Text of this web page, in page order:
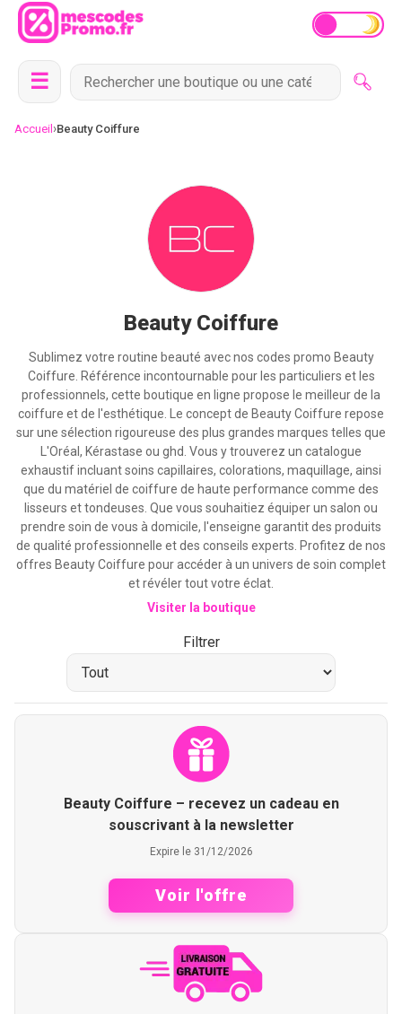
☰
Accueil ›Beauty Coiffure
Beauty Coiffure
Sublimez votre routine beauté avec nos codes promo Beauty
Coiffure. Référence incontournable pour les particuliers et les
professionnels, cette boutique en ligne propose le meilleur de la
coiffure et de l'esthétique. Le concept de Beauty Coiffure repose
sur une sélection rigoureuse des plus grandes marques telles que
L'Oréal, Kérastase ou ghd. Vous y trouverez un catalogue
exhaustif incluant soins capillaires, colorations, maquillage, ainsi
que du matériel de coiffure de haute performance comme des
lisseurs et tondeuses. Que vous souhaitiez équiper un salon ou
prendre soin de vous à domicile, l'enseigne garantit des produits
de qualité professionnelle et des conseils experts. Profitez de nos
offres Beauty Coiffure pour accéder à un univers de soin complet
et révéler tout votre éclat.
Visiter la boutique
Filtrer
Beauty Coiffure – recevez un cadeau en
souscrivant à la newsletter
Expire le 31/12/2026
Voir l'offre